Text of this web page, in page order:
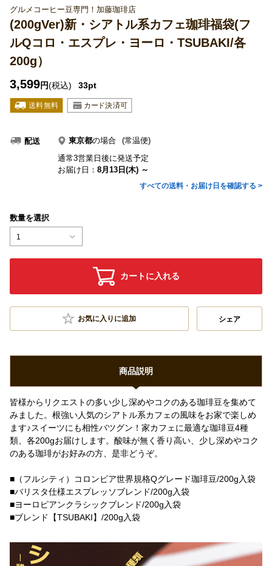
グルメコーヒー豆専門！加藤珈琲店
(200gVer)新・シアトル系カフェ珈琲福袋(フ
ルQコロ・エスプレ・ヨーロ・TSUBAKI/各
200g）
3,599円(税込) 33pt
配送 東京都の場合
(常温便)
通常3営業日後に発送予定
お届け日： 8月13日(木) ～
すべての送料・お届け日を確認する >
数量を選択
1
カートに入れる
お気に入りに追加 シェア
商品説明
皆様からリクエストの多い少し深めやコクのある珈琲豆を集めて
みました。根強い人気のシアトル系カフェの風味をお家で楽しめ
ます♪スイーツにも相性バツグン！家カフェに最適な珈琲豆4種
類、各200gお届けします。酸味が無く香り高い、少し深めやコク
のある珈琲がお好みの方、是非どうぞ。
■（フルシティ）コロンビア世界規格Qグレード珈琲豆/200g入袋
■バリスタ仕様エスプレッソブレンド/200g入袋
■ヨーロピアンクラシックブレンド/200g入袋
■ブレンド【TSUBAKI】/200g入袋